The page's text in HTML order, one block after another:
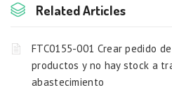
Related Articles
FTC0155-001 Crear pedido
productos y no hay stock a
abastecimiento